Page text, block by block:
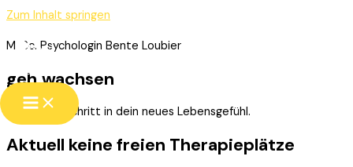
Zum Inhalt springen
M. Sc. Psychologin Bente Loubier
geh.wachsen
Schritt für Schritt in dein neues Lebensgefühl.
Aktuell keine freien Therapieplätze